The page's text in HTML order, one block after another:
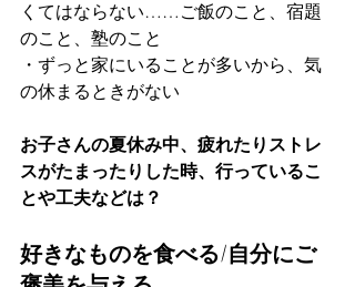
くてはならない……ご飯のこと、宿題
のこと、塾のこと
・ずっと家にいることが多いから、気
の休まるときがない
お子さんの夏休み中、疲れたりストレ
スがたまったりした時、行っているこ
とや工夫などは？
好きなものを食べる/自分にご